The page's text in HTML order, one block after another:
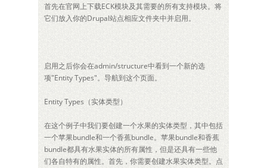
首先在官网上下载ECK模块及其需要的所有支持模块。将
它们放入你的Drupal站点相应文件夹中并启用。
启用之后你会在admin/structure中看到一个新的选
项"Entity Types"。导航到这个页面。
Entity Types（实体类型）
在这个例子中我们要创建一个水果的实体类型，其中包括
一个苹果bundle和一个香蕉bundle。苹果bundle和香蕉
bundle都具有水果实体的所有属性，但是还具有一些他
们各自特有的属性。首先，你需要创建水果实体类型。点